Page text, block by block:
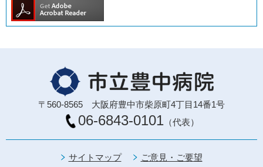
〒560-8565 大阪府豊中市柴原町4丁目14番1号
06-6843-0101（代表）
サイトマップ
ご意見・ご要望